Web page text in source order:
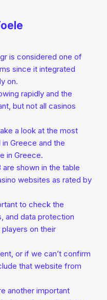
is considered one of
since it integrated
on.
rapidly and the
but not all casinos
a look at the most
Greece and the
in Greece.
shown in the table
websites as rated by
to check the
and data protection
on their
or if we can’t confirm
that website from
another important